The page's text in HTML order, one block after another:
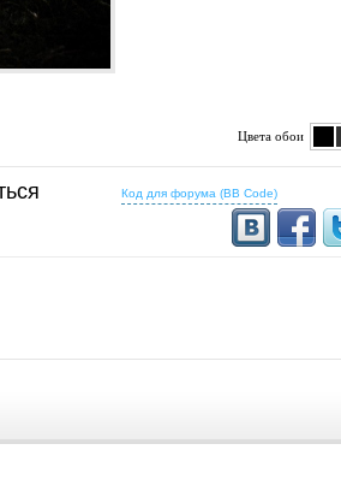
Цвета обои
Код для форума (BB Code)